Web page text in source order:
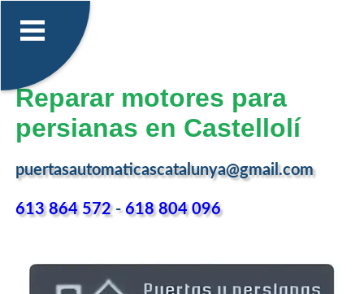
Reparar motores para
persianas en Castellolí
puertasautomaticascatalunya@gmail.com
613 864 572-618 804 096